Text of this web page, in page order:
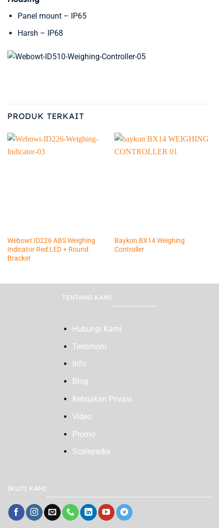
Panel mount – IP65
Harsh – IP68
PRODUK TERKAIT
Webowt ID226 ABS Weighing
Indicator Red LED + Round
Bracket
Baykon BX14 Weighing
Controller
TENTANG KAMI
Hubungi Kami
Testimoni
Info
Blog
Kebijakan Privasi
Video
Promo
Scalepedia
IKUTI KAMI